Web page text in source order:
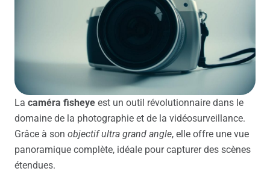
La caméra fisheye est un outil révolutionnaire dans le
domaine de la photographie et de la vidéosurveillance.
Grâce à son objectif ultra grand angle, elle offre une vue
panoramique complète, idéale pour capturer des scènes
étendues.